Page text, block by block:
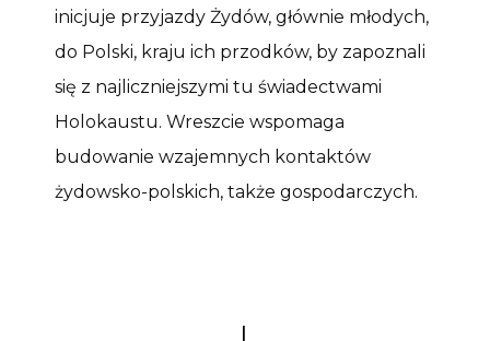
inicjuje przyjazdy Żydów, głównie młodych,
do Polski, kraju ich przodków, by zapoznali
się z najliczniejszymi tu świadectwami
Holokaustu. Wreszcie wspomaga
budowanie wzajemnych kontaktów
żydowsko-polskich, także gospodarczych.